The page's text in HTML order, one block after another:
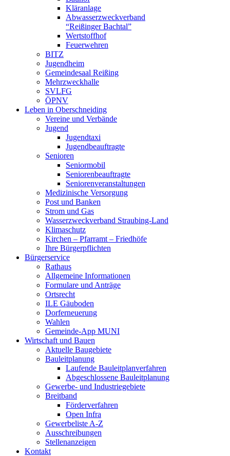
Kläranlage
Abwasserzweckverband
“Reißinger Bachtal”
Wertstoffhof
Feuerwehren
BITZ
Jugendheim
Gemeindesaal Reißing
Mehrzweckhalle
SVLFG
ÖPNV
Leben in Oberschneiding
Vereine und Verbände
Jugend
Jugendtaxi
Jugendbeauftragte
Senioren
Seniormobil
Seniorenbeauftragte
Seniorenveranstaltungen
Medizinische Versorgung
Post und Banken
Strom und Gas
Wasserzweckverband Straubing-Land
Klimaschutz
Kirchen – Pfarramt – Friedhöfe
Ihre Bürgerpflichten
Bürgerservice
Rathaus
Allgemeine Informationen
Formulare und Anträge
Ortsrecht
ILE Gäuboden
Dorferneuerung
Wahlen
Gemeinde-App MUNI
Wirtschaft und Bauen
Aktuelle Baugebiete
Bauleitplanung
Laufende Bauleitplanverfahren
Abgeschlossene Bauleitplanung
Gewerbe- und Industriegebiete
Breitband
Förderverfahren
Open Infra
Gewerbeliste A-Z
Ausschreibungen
Stellenanzeigen
Kontakt